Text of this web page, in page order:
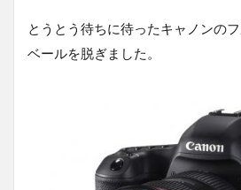
とうとう待ちに待ったキャノンの
ベールを脱ぎました。